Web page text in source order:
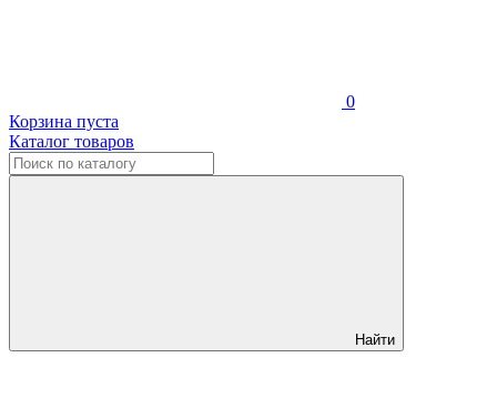
0
Корзина пуста
Каталог товаров
Найти